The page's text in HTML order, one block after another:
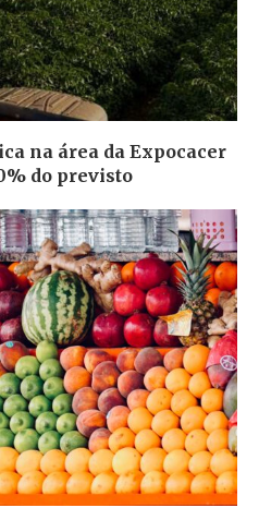
na área da Expocacer
do previsto